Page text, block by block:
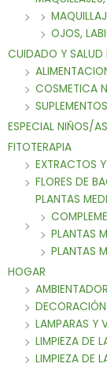
OJOS,
CUIDADO Y SALUD
COSMETICA
ESPECIAL NIÑOS/AS
FITOTERAPIA
EXTRACTOS
FLORES DE
PLANTAS
PLANTAS
PLANTAS
HOGAR
DECORACIÓN
LAMPARAS Y
LIMPIEZA DE
LIMPIEZA DE